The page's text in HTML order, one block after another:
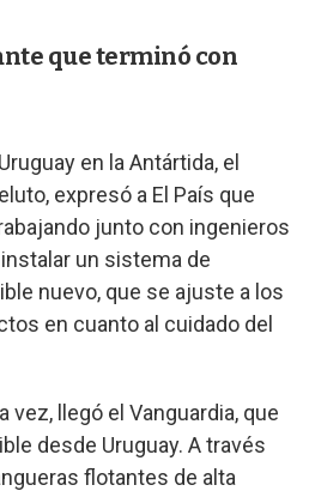
que terminó con
en la Antártida, el
expresó a El País que
junto con ingenieros
un sistema de
nuevo, que se ajuste a los
en cuanto al cuidado del
vez, llegó el Vanguardia, que
desde Uruguay. A través
flotantes de alta